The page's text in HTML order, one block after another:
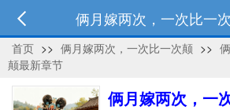
俩月嫁两次，一次比一
首页 >> 俩月嫁两次，一次比一次颠 >>
颠最新章节
俩月嫁两次，一